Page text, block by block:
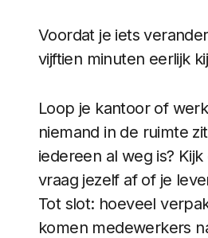
Voordat je iets
vijftien minuten eerlijk
Loop je kantoor of
niemand in de ruimte
iedereen al weg is?
vraag jezelf af of je
Tot slot: hoeveel
komen medewerkers